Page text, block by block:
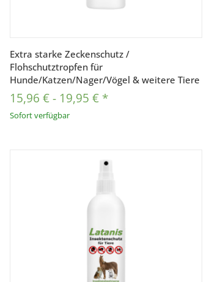
Vorschau
Extra starke Zeckenschutz /
Flohschutztropfen für
Hunde/Katzen/Nager/Vögel & weitere Tiere
15,96 €- 19,95 € *
Sofort verfügbar